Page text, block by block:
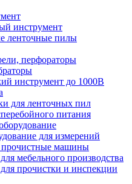
инструмент
ленточные пилы
перфораторы
инструмент до 1000В
для ленточных пил
питания
для измерений
прочистные машины
мебельного производства
прочистки и инспекции